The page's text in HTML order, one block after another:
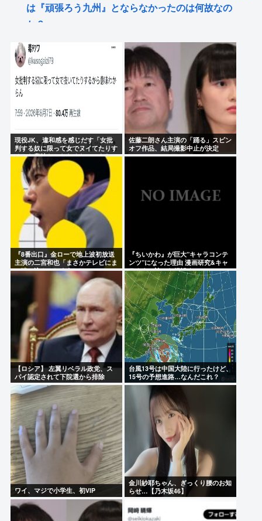
は『頑張ろう九州』とならなかったのは何故なの
か？
鈴木福「運転免許を取得しました！！ちゃんとMTだ
よ」
誤って脳幹を摘出された女性、重篤な植物状態だ
が、意識は正常で何かを思考していると判明
ジャンポケ斉藤と被害者の証言、想像以上に違った
Powered by livedoor 相互RSS
現役JK、違和感を感じだす「女批
判する奴に限って女でヌイてたりす
るから意味わからなくなってきた
佐藤二朗さん主演の「踊る」スピン
オフ作品、結局撮影中止が決定
www
『8番出口』金ローで地上波初放送
主演の二宮和也「まさかテレビにま
で迷い込んでしまうとは」
『ちいかわ』が巨大”キャラコンテ
ンツ”になった理由 漫画研究&キャ
ラクター論から紐解く
【ロシア】 左翼リベラル政党、ス
パイ認定されて下院選から排除
台風13号は中国大陸に行ったけど、
15号の予想進路…なんだこれ？
ワイ、マジで小学生、初VIP
金川紗耶ちゃん、ぎっくり腰のお知
らせ…【乃木坂46】